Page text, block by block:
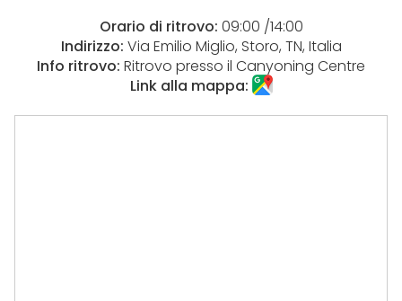
Orario di ritrovo: 09:00 /14:00
Indirizzo: Via Emilio Miglio, Storo, TN, Italia
Info ritrovo: Ritrovo presso il Canyoning Centre
Link alla mappa: